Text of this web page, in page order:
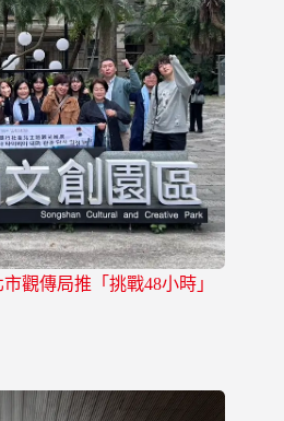
觀傳局推「挑戰48小時」